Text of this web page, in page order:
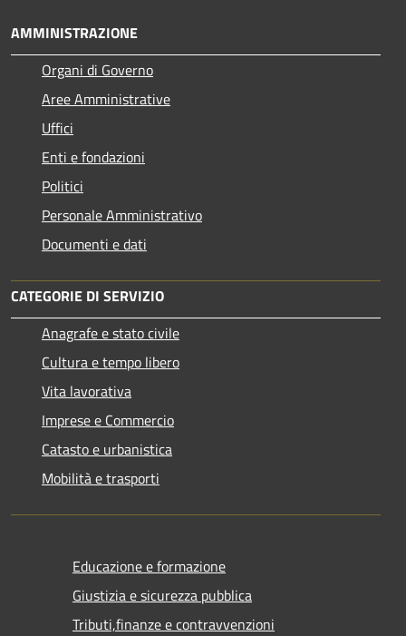
AMMINISTRAZIONE
Organi di Governo
Aree Amministrative
Uffici
Enti e fondazioni
Politici
Personale Amministrativo
Documenti e dati
CATEGORIE DI SERVIZIO
Anagrafe e stato civile
Cultura e tempo libero
Vita lavorativa
Imprese e Commercio
Catasto e urbanistica
Mobilità e trasporti
Educazione e formazione
Giustizia e sicurezza pubblica
Tributi,finanze e contravvenzioni